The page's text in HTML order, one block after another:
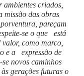
criados,
missão das obras
pareçam
se o que está
como marco,
e a expressão de
novos caminhos
gerações futuras o